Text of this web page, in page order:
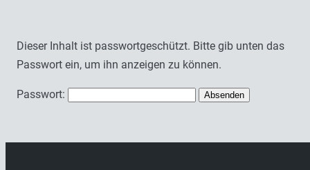
Dieser Inhalt ist passwortgeschützt. Bitte gib unten das
Passwort ein, um ihn anzeigen zu können.
Passwort: